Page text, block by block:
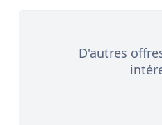
D'autres